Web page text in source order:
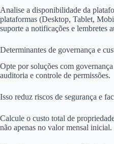
Analise a disponibilidade da
plataformas (Desktop, Tablet,
suporte a notificações e lembretes
Determinantes de governança e
Opte por soluções com
auditoria e controle de permissões.
Isso reduz riscos de segurança e
Calcule o custo total de
não apenas no valor mensal inicial.